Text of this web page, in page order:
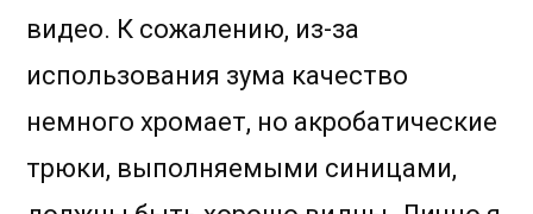
видео. К сожалению, из-за
использования зума качество
немного хромает, но акробатические
трюки, выполняемыми синицами,